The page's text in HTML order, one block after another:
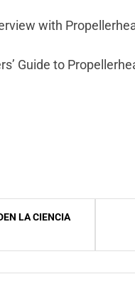
with
Guide to
LA CIENCIA